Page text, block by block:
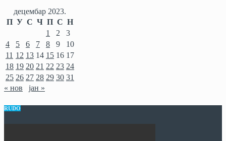
децембар 2023.
П У С Ч П С Н
1
2
3
4
5 6 7 8 9
10
11 12 13 14 15 16 17
18 19 20 21 22 23 24
25 26 27 28 29 30 31
« нов
јан »
RUDO